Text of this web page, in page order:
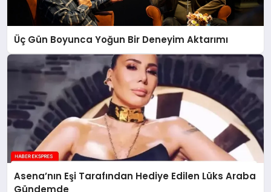
Üç Gün Boyunca Yoğun Bir Deneyim Aktarımı
Asena’nın Eşi Tarafından Hediye Edilen Lüks Araba
Gündemde